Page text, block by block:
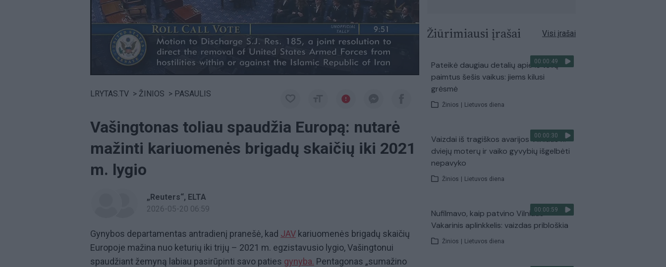
LRYTAS.TV > ŽINIOS > PASAULIS
Vašingtonas toliau spaudžia Europą: nutarė
mažinti kariuomenės brigadų skaičių iki 2021
m. lygio
„Reuters“ ELTA
2026-05-20 06:59
Gynybos departamentas antradienį pranešė, kad JAV kariuomenės brigadų skaičių
Europoje mažina nuo keturių iki trijų – 2021 m. egzistavusio lygio, Vašingtonui
spaudžiant žemyną labiau pasirūpinti savo paties gynyba. Pentagonas „sumažino
Žiūrimiausi įrašai Visi įrašai
00:00:49
Pateikė daugiau detalių apie iš tėvų
paimtus šešis vaikus: jiems kilusi
grėsmė
Žinios Lietuvos diena
00:00:30
Vaizdai iš tragiškos avarijos Vilniaus r.:
dviejų moterų ir vaiko gyvybių išgelbėti
nepavyko
Žinios Lietuvos diena
00:00:59
Nufilmavo, kaip patvino Vilniaus
Vakarinis aplinkkelis: vaizdas pribloškia
Žinios Lietuvos diena